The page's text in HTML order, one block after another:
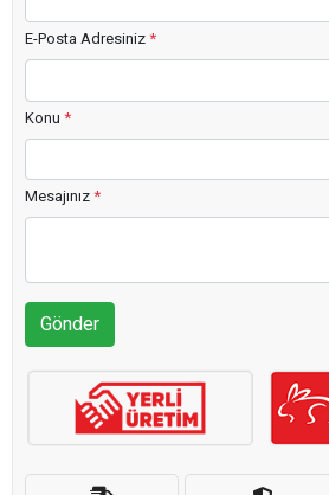
E-Posta Adresiniz *
Konu *
Mesajınız *
Gönder